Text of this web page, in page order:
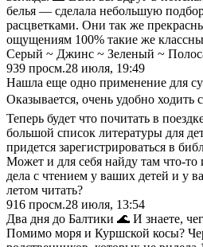
белья — сделала небольшую
расцветками. Они так же
ощущениям 100% такие же
Серый ~ Джинс ~ Зеленый ~
939 просм.28 июля, 19:49
Нашла еще одно применение для
Оказывается, очень удобно ходить
Теперь будет что почитать в
большой список литературы для
придется зарегистрироваться в
Может и для себя найду там что-то
дела с чтением у ваших детей и у
летом читать?
916 просм.28 июля, 13:54
Два дня до Балтики 🌊 И знаете,
Помимо моря и Куршской косы?